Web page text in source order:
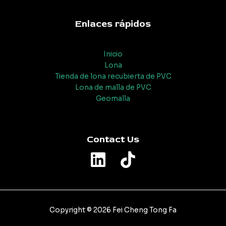
Enlaces rápidos
Inicio
Lona
Tienda de lona recubierta de PVC
Lona de malla de PVC
Geomalla
Contact Us
Copyright © 2026 Fei Cheng Tong Fa